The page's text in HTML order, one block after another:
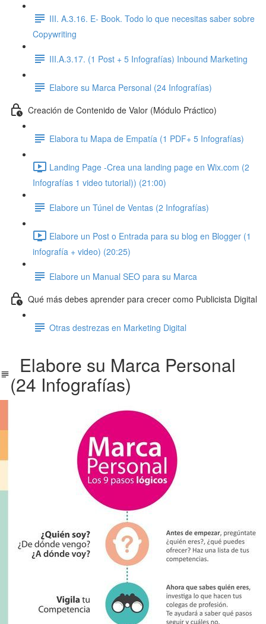
III. A.3.16. E- Book. Todo lo que necesitas saber sobre
Copywriting
III.A.3.17. (1 Post + 5 Infografías) Inbound Marketing
Elabore su Marca Personal (24 Infografías)
Creación de Contenido de Valor (Módulo Práctico)
Elabora tu Mapa de Empatía (1 PDF+ 5 Infografías)
Landing Page -Crea una landing page en Wix.com (2
Infografías 1 video tutorial)) (21:00)
Elabore un Túnel de Ventas (2 Infografías)
Elabore un Post o Entrada para su blog en Blogger (1
infografía + video) (20:25)
Elabore un Manual SEO para su Marca
Qué más debes aprender para crecer como Publicista Digital
Otras destrezas en Marketing Digital
Elabore su Marca Personal
(24 Infografías)